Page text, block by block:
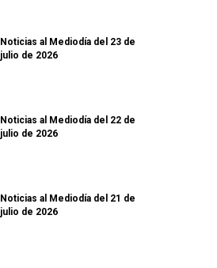
Noticias al Mediodía del 23 de
julio de 2026
Noticias al Mediodía del 22 de
julio de 2026
Noticias al Mediodía del 21 de
julio de 2026